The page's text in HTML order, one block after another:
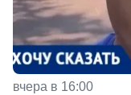
вчера в 16:00